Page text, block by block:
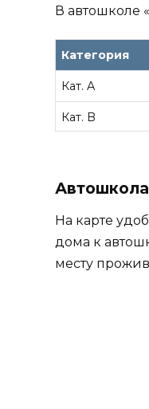
В автошколе
Категория
Кат. A
Кат. B
На карте
дома к
месту